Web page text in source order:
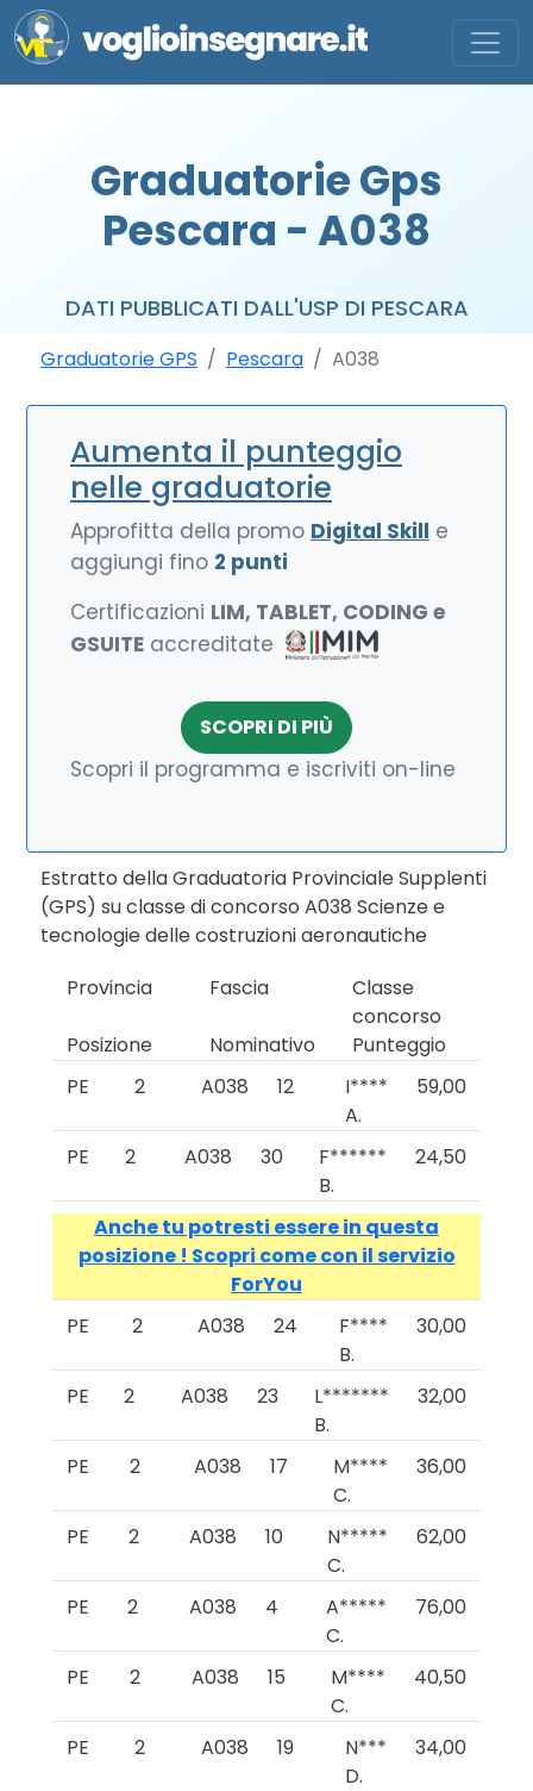
Graduatorie Gps
Pescara - A038
DATI PUBBLICATI DALL'USP DI PESCARA
Graduatorie GPS Pescara A038
Aumenta il punteggio
nelle graduatorie
Approfitta della promo Digital Skill e
aggiungi fino 2 punti
Certificazioni LIM, TABLET, CODING e
GSUITE accreditate
SCOPRI DI PIÙ
Scopri il programma e iscriviti on-line
Estratto della Graduatoria Provinciale Supplenti
(GPS) su classe di concorso A038 Scienze e
tecnologie delle costruzioni aeronautiche
Provincia
Fascia
Classe
concorso
Posizione
Nominativo
Punteggio
PE
2 A038 12
I****
A.
59,00
PE 2 A038 30
F******
B.
24,50
Anche tu potresti essere in questa
posizione ! Scopri come con il servizio
ForYou
PE
2 A038 24
F****
B.
30,00
PE 2 A038 23
L*******
B.
32,00
PE 2 A038 17
M****
C.
36,00
PE 2 A038 10
N*****
C.
62,00
PE 2 A038 4
A*****
C.
76,00
PE 2 A038 15
M****
C.
40,50
PE 2 A038 19
N***
D.
34,00